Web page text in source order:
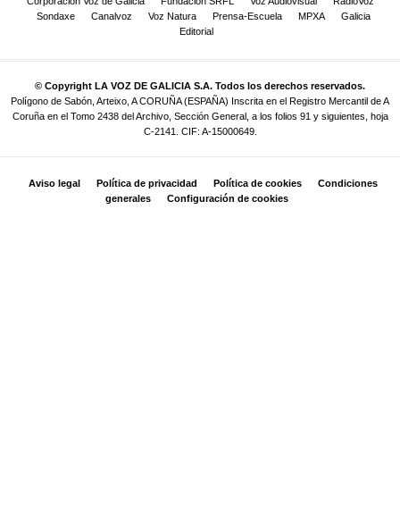
Sondaxe
Canalvoz Voz Natura Prensa-Escuela MPXA
Galicia
Editorial
© Copyright LA VOZ DE GALICIA S.A. Todos los derechos reservados.
Polígono de Sabón, Arteixo, A CORUÑA (ESPAÑA) Inscrita en el Registro Mercantil de A
Coruña en el Tomo 2438 del Archivo, Sección General, a los folios 91 y siguientes, hoja
C-2141. CIF: A-15000649.
Aviso legal Política de privacidad Política de cookies
Condiciones
generales
Configuración de cookies